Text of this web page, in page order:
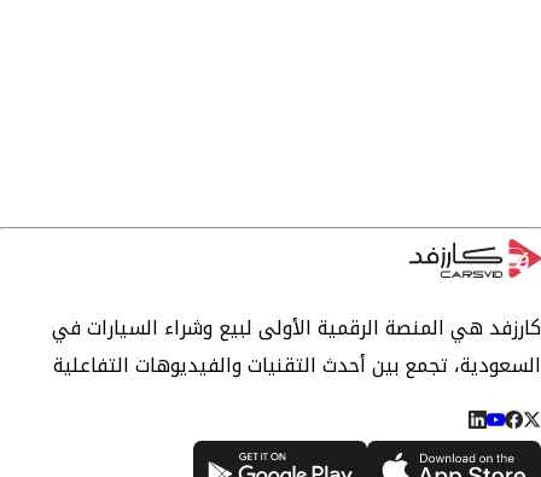
كارزفد هي المنصة الرقمية الأولى لبيع وشراء السيارات في
السعودية، تجمع بين أحدث التقنيات والفيديوهات التفاعلية